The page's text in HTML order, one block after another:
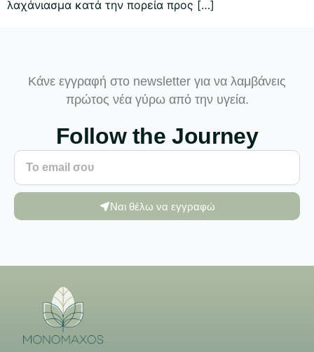
λαχάνιασμα κατά την πορεία προς […]
Κάνε εγγραφή στο newsletter για να λαμβάνεις
πρώτος νέα γύρω από την υγεία.
Follow the Journey
Ναι θέλω να εγγραφώ